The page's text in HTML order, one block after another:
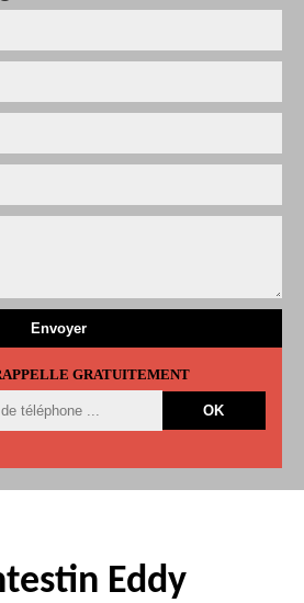
GRATUITEMENT
Eddy